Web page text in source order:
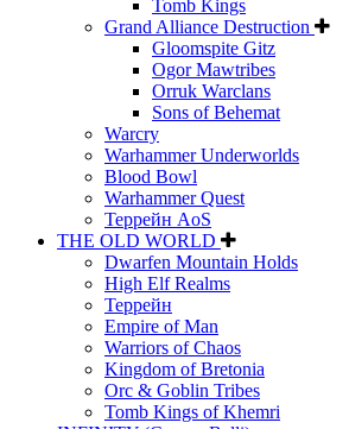
Tomb Kings
Grand Alliance Destruction
Gloomspite Gitz
Ogor Mawtribes
Orruk Warclans
Sons of Behemat
Warcry
Warhammer Underworlds
Blood Bowl
Warhammer Quest
Террейн AoS
THE OLD WORLD
Dwarfen Mountain Holds
High Elf Realms
Террейн
Empire of Man
Warriors of Chaos
Kingdom of Bretonia
Orc & Goblin Tribes
Tomb Kings of Khemri